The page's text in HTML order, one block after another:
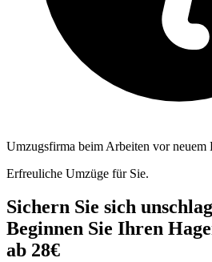
Umzugsfirma beim Arbeiten vor neuem
Erfreuliche Umzüge für Sie.
Sichern Sie sich
Beginnen Sie Ihren
ab 28€